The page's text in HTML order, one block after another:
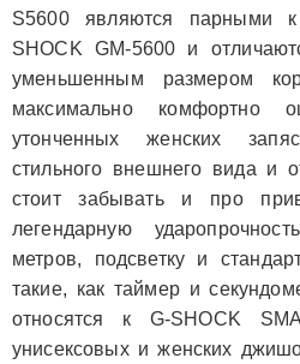
S5600 являются парными
SHOCK GM-5600 и
уменьшенным размером
максимально комфортно
утонченных женских
стильного внешнего вида и
стоит забывать и про
легендарную
метров, подсветку и
такие, как таймер и
относятся к G-SHOCK
унисексовых и женских